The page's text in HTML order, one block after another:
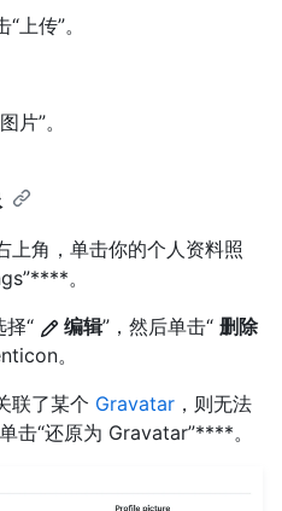
上传”。
片”。
角，单击你的个人资料照
。
择“
编辑”，然后单击“ 删除
。
联了某个 Gravatar ，则无法
击“还原为 Gravatar”****。